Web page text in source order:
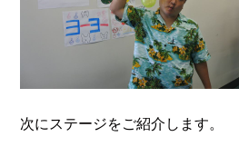
次にステージをご紹介します。